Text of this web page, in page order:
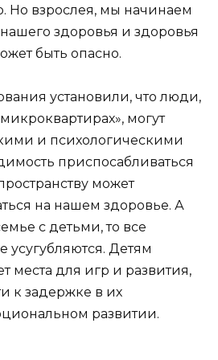
Но взрослея, мы начинаем
здоровья и здоровья
быть опасно.
установили, что люди,
могут
и психологическими
приспосабливаться
может
на нашем здоровье. А
с детьми, то все
Детям
места для игр и развития,
к задержке в их
развитии.